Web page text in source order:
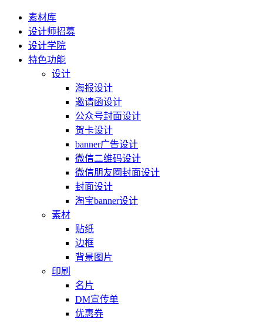
素材库
设计师招募
设计学院
特色功能
设计
海报设计
邀请函设计
公众号封面设计
贺卡设计
banner广告设计
微信二维码设计
微信朋友圈封面设计
封面设计
淘宝banner设计
素材
贴纸
边框
背景图片
印刷
名片
DM宣传单
优惠券